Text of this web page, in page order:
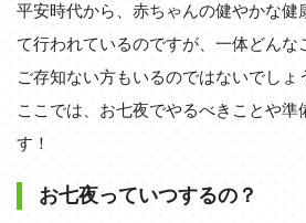
平安時代から、赤ちゃんの健やかな健
て行われているのですが、一体どんな
ご存知ない方もいるのではないでしょ
ここでは、お七夜でやるべきことや準
す！
お七夜っていつするの？